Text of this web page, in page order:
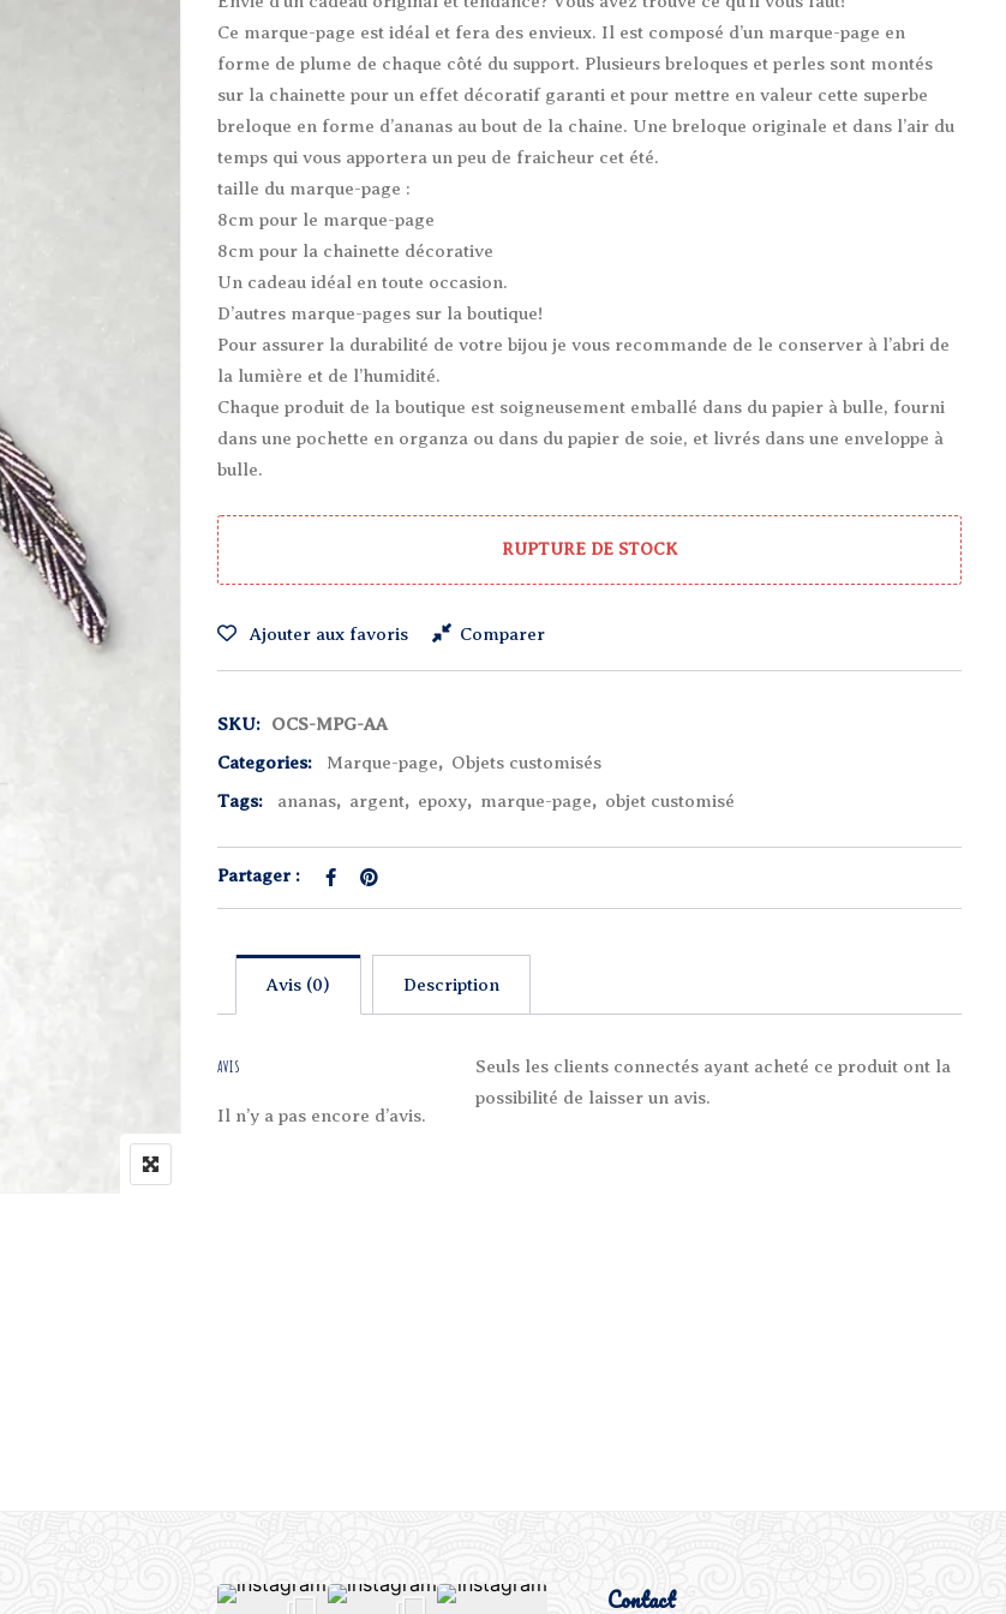
Ce marque-page est idéal et fera des envieux. Il est composé d’un marque-page en
forme de plume de chaque côté du support. Plusieurs breloques et perles sont montés
sur la chainette pour un effet décoratif garanti et pour mettre en valeur cette superbe
breloque en forme d’ananas au bout de la chaine. Une breloque originale et dans l’air du
temps qui vous apportera un peu de fraicheur cet été.
taille du marque-page :
8cm pour le marque-page
8cm pour la chainette décorative
Un cadeau idéal en toute occasion.
D’autres marque-pages sur la boutique!
Pour assurer la durabilité de votre bijou je vous recommande de le conserver à l’abri de
la lumière et de l’humidité.
Chaque produit de la boutique est soigneusement emballé dans du papier à bulle, fourni
dans une pochette en organza ou dans du papier de soie, et livrés dans une enveloppe à
bulle.
RUPTURE DE STOCK
Ajouter aux favoris Comparer
SKU:
OCS-MPG-AA
Categories:
Marque-page, Objets customisés
Tags:
ananas, argent, epoxy, marque-page, objet customisé
Partager :
Avis (0) Description
AVIS
Il n’y a pas encore d’avis.
Seuls les clients connectés ayant acheté ce produit ont la
possibilité de laisser un avis.
Contact